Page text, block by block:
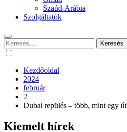
Szaúd-Arábia
Szolgáltatók
Keresés:
Kezdőoldal
2024
február
2
Dubai repülés – több, mint egy út
Kiemelt hírek